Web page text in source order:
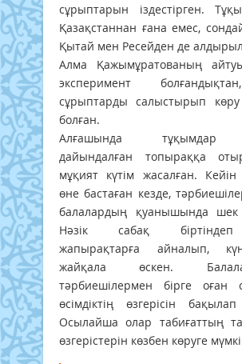
сұрыптарын іздестірген.
Қазақстаннан ғана емес,
Қытай мен Ресейден де
Алма Қажымұратованың
эксперимент
сұрыптарды салыстырып
болған.
Алғашында тұқымдар
дайындалған топыраққа
мұқият күтім жасалған.
өне бастаған кезде,
балалардың қуанышында шек
Нәзік сабақ
жапырақтарға айналып,
жайқала өскен.
тәрбиешілермен бірге оған
өсімдіктің өзгерісін
Осылайша олар табиғаттың
өзгерістерін көзбен көруге